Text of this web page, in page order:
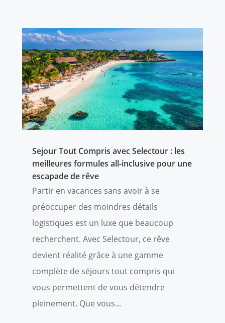
Sejour Tout Compris avec Selectour : les
meilleures formules all-inclusive pour une
escapade de rêve
Partir en vacances sans avoir à se
préoccuper des moindres détails
logistiques est un luxe que beaucoup
recherchent. Avec Selectour, ce rêve
devient réalité grâce à une gamme
complète de séjours tout compris qui
vous permettent de vous détendre
pleinement. Que vous...